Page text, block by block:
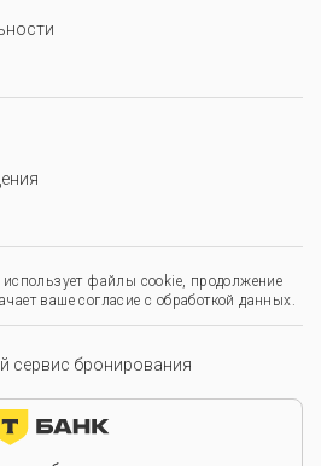
файлы cookie, продолжение
ваше согласие с обработкой данных.
сервис бронирования